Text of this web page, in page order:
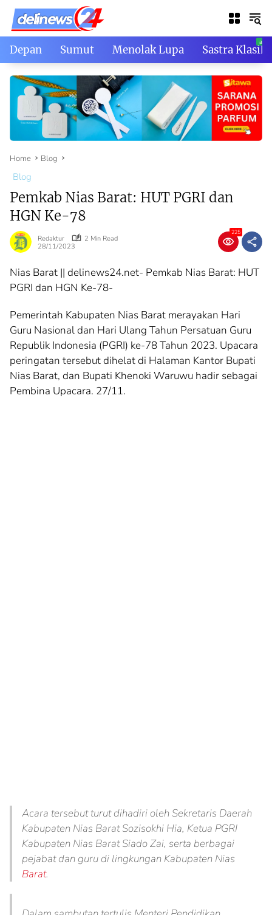
Skip
content
Depan Sumut Menolak Lupa Sastra Klasik
Home Blog
Blog
Pemkab Nias Barat: HUT PGRI dan
HGN Ke-78
Redaktur
2 Min Read
28/11/2023
225
Nias Barat || delinews24.net- Pemkab Nias Barat: HUT
PGRI dan HGN Ke-78-
Pemerintah Kabupaten Nias Barat merayakan Hari
Guru Nasional dan Hari Ulang Tahun Persatuan Guru
Republik Indonesia (PGRI) ke-78 Tahun 2023. Upacara
peringatan tersebut dihelat di Halaman Kantor Bupati
Nias Barat, dan Bupati Khenoki Waruwu hadir sebagai
Pembina Upacara. 27/11.
Acara tersebut turut dihadiri oleh Sekretaris Daerah
Kabupaten Nias Barat Sozisokhi Hia, Ketua PGRI
Kabupaten Nias Barat Siado Zai, serta berbagai
pejabat dan guru di lingkungan Kabupaten Nias
Barat.